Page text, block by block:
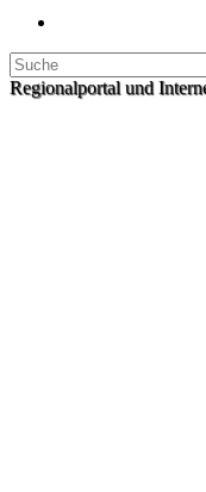
Regionalportal und